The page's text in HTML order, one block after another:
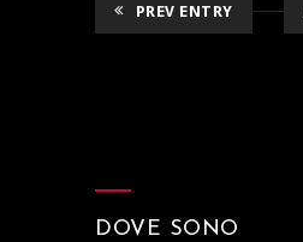
PREV ENTRY
DOVE SONO